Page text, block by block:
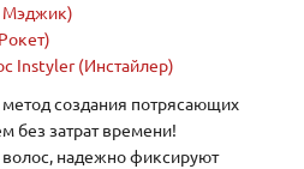
Мэджик)
Instyler (Инстайлер)
создания потрясающих
без затрат времени!
волос, надежно фиксируют